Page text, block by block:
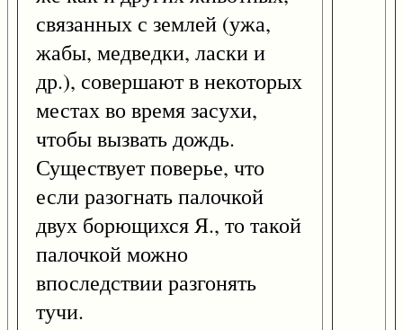
связанных с землей (ужа,
жабы, медведки, ласки и
др.), совершают в некоторых
местах во время засухи,
чтобы вызвать дождь.
Существует поверье, что
если разогнать палочкой
двух борющихся Я., то такой
палочкой можно
впоследствии разгонять
тучи.